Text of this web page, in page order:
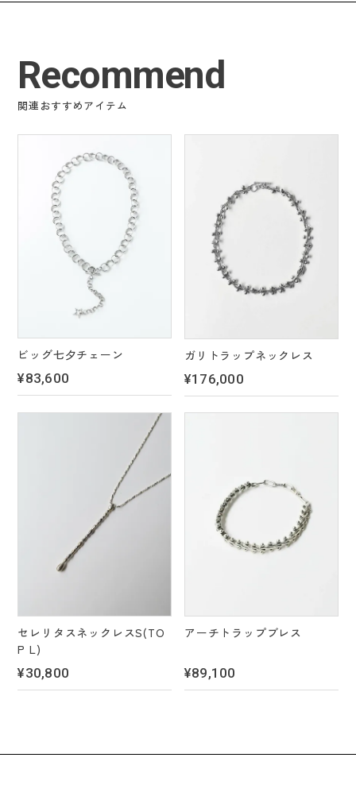
Recommend
関連おすすめアイテム
ビッグ七夕チェーン
¥83,600
ガリトラップネックレス
¥176,000
セレリタスネックレスS(TO
P L)
¥30,800
アーチトラップブレス
¥89,100